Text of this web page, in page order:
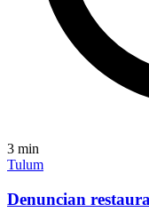
3 min
Tulum
Denuncian